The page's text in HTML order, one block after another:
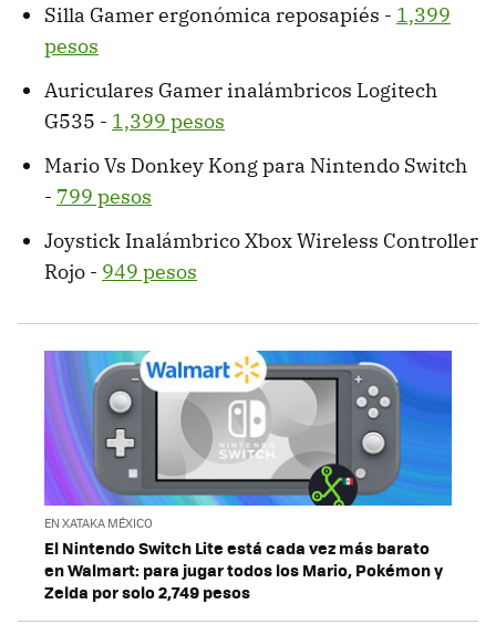
Silla Gamer ergonómica reposapiés - 1,399
pesos
Auriculares Gamer inalámbricos Logitech
G535 - 1,399 pesos
Mario Vs Donkey Kong para Nintendo Switch
- 799 pesos
Joystick Inalámbrico Xbox Wireless Controller
Rojo - 949 pesos
EN XATAKA MÉXICO
El Nintendo Switch Lite está cada vez más barato
en Walmart: para jugar todos los Mario, Pokémon y
Zelda por solo 2,749 pesos